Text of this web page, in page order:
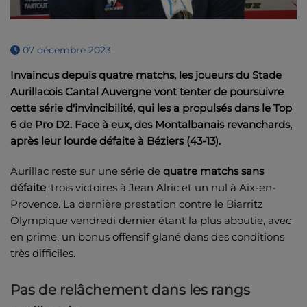
07 décembre 2023
Invaincus depuis quatre matchs, les joueurs du Stade
Aurillacois Cantal Auvergne vont tenter de poursuivre
cette série d'invincibilité, qui les a propulsés dans le Top
6 de Pro D2. Face à eux, des Montalbanais revanchards,
après leur lourde défaite à Béziers (43-13).
Aurillac reste sur une série de quatre matchs sans
défaite, trois victoires à Jean Alric et un nul à Aix-en-
Provence. La dernière prestation contre le Biarritz
Olympique vendredi dernier étant la plus aboutie, avec
en prime, un bonus offensif glané dans des conditions
très difficiles.
Pas de relâchement dans les rangs